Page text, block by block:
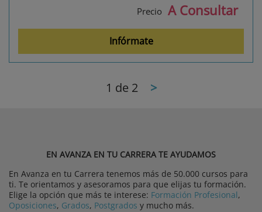
Precio A Consultar
Infórmate
1 de 2 >
EN AVANZA EN TU CARRERA TE AYUDAMOS
En Avanza en tu Carrera tenemos más de 50.000 cursos para
ti. Te orientamos y asesoramos para que elijas tu formación.
Elige la opción que más te interese: Formación Profesional,
Oposiciones, Grados, Postgrados y mucho más.